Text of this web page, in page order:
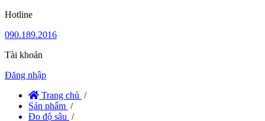
Hotline
090.189.2016
Tài khoản
Đăng nhập
Trang chủ /
Sản phẩm /
Đo độ sâu /